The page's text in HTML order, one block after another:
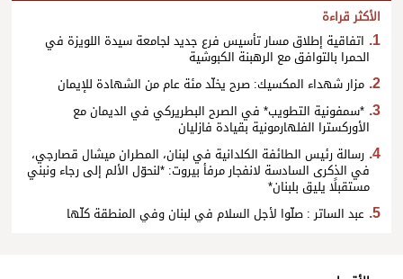
الأكثر قراءة
اتفاقية إطلاق مسار تأسيس فرع جديد لجامعة سيدة اللويزة في
الحمرا بالتوافق مع الرهبنة الكبوشية
مزار شهداء المكسيك: صرح يخلّد مئة عام من الشهادة للإيمان
*سمفونية التطويب* في الصرح البطريركي في الديمان مع
الأوركسترا الفلهارمونية بقيادة فازليان
رسالة رئيس الطائفة الكلدانية في لبنان، المطران ميشال قصارجي،
في الذكرى السادسة لانفجار مرفأ بيروت: *لنحوّل الألم إلى رجاء ونبني
مستقبلًا يليق بلبنان*
عبد الساتر : صلّوا لأجل السلام في لبنان وفي المنطقة كلّها